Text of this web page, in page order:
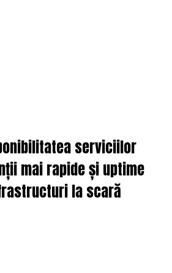
serviciilor
mai rapide și uptime
la scară